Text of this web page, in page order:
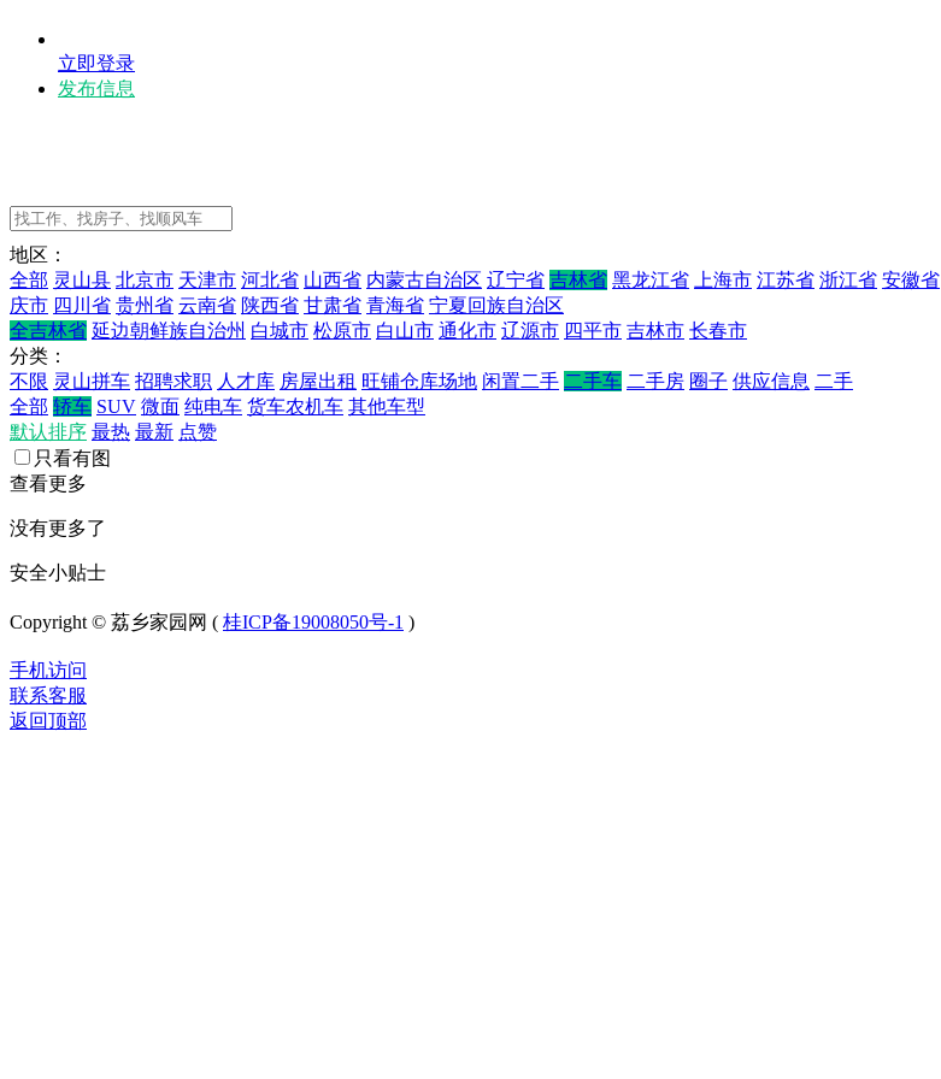
立即登录
发布信息
地区：
全部 灵山县 北京市 天津市 河北省 山西省 内蒙古自治区 辽宁省 吉林省 黑龙江省 上海市 江苏省 浙江省 安徽省
庆市 四川省 贵州省 云南省 陕西省 甘肃省 青海省 宁夏回族自治区
全吉林省 延边朝鲜族自治州 白城市 松原市 白山市 通化市 辽源市 四平市 吉林市 长春市
分类：
不限 灵山拼车 招聘求职 人才库 房屋出租 旺铺仓库场地 闲置二手 二手车 二手房 圈子 供应信息 二手
全部 轿车 SUV 微面 纯电车 货车农机车 其他车型
默认排序 最热 最新 点赞
只看有图
查看更多
没有更多了
安全小贴士
Copyright © 荔乡家园网 ( 桂ICP备19008050号-1 )
手机访问
联系客服
返回顶部